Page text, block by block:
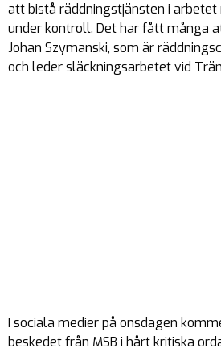
att bistå räddningstjänsten i
under kontroll. Det har fått många
Johan Szymanski, som är
och leder släckningsarbetet vid
I sociala medier på onsdagen
beskedet från MSB i hårt kritiska